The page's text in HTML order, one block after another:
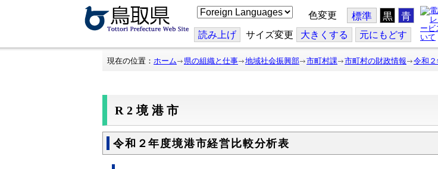
こ
の
ジ
を
翻
色変更 標準 黒 青
読み上げ サイズ変更 大きくする 元にもどす
現在の位置： ホーム 県の組織と仕事 地域社会振興部 市町村課 市町村の財政情報 令和
R2境港市
令和２年度境港市経営比較分析表